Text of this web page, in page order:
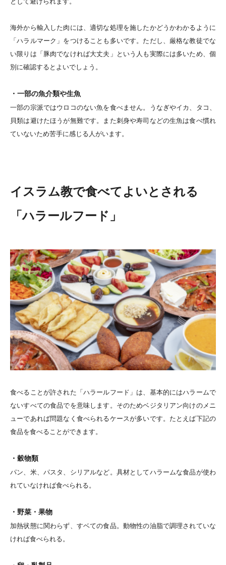
海外から輸入した肉には、適切な処理を施したかどうかわかるように
「ハラルマーク」をつけることも多いです。ただし、厳格な教徒でな
い限りは「豚肉でなければ大丈夫」という人も実際には多いため、個
別に確認するとよいでしょう。
・一部の魚介類や生魚
一部の宗派ではウロコのない魚を食べません。うなぎやイカ、タコ、
貝類は避けたほうが無難です。また刺身や寿司などの生魚は食べ慣れ
ていないため苦手に感じる人がいます。
イスラム教で食べてよいとされる
「ハラールフード」
食べることが許された「ハラールフード」は、基本的にはハラームで
ないすべての食品でを意味します。そのためベジタリアン向けのメニ
ューであれば問題なく食べられるケースが多いです。たとえば下記の
食品を食べることができます。
・穀物類
パン、米、パスタ、シリアルなど。具材としてハラームな食品が使わ
れていなければ食べられる。
・野菜・果物
加熱状態に関わらず、すベての食品。動物性の油脂で調理されていな
ければ食べられる。